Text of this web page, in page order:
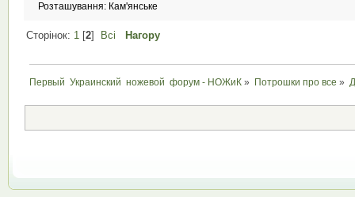
Розташування: Кам'янське
Сторінок: 1[2] Всі Нагору
Первый  Украинский  ножевой  форум - НОЖиК » Потрошки про все »